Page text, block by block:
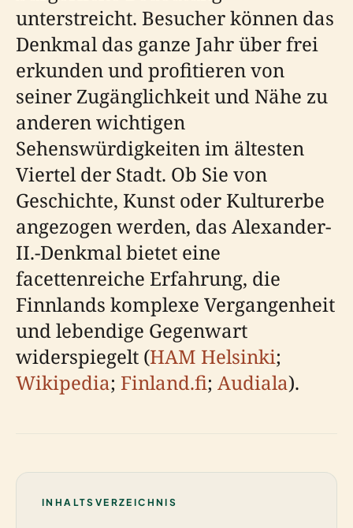
unterstreicht. Besucher können das
Denkmal das ganze Jahr über frei
erkunden und profitieren von
seiner Zugänglichkeit und Nähe zu
anderen wichtigen
Sehenswürdigkeiten im ältesten
Viertel der Stadt. Ob Sie von
Geschichte, Kunst oder Kulturerbe
angezogen werden, das Alexander-
II.-Denkmal bietet eine
facettenreiche Erfahrung, die
Finnlands komplexe Vergangenheit
und lebendige Gegenwart
widerspiegelt (HAM Helsinki;
Wikipedia; Finland.fi; Audiala).
INHALTSVERZEICHNIS